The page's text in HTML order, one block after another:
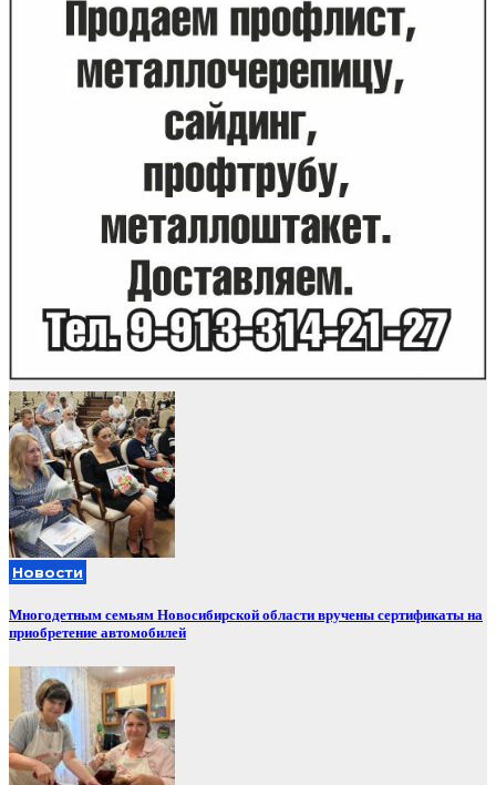
Новости
Многодетным семьям Новосибирской области вручены сертификаты на
приобретение автомобилей